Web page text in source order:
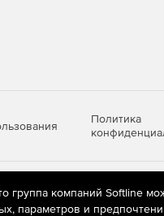
Политика
технологии
находящихся на
группа компаний Softline
параметров и